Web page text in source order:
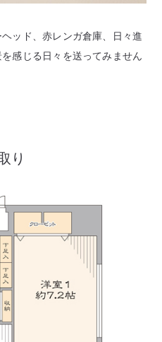
ッド、赤レンガ倉庫、日々進
感じる日々を送ってみません
り